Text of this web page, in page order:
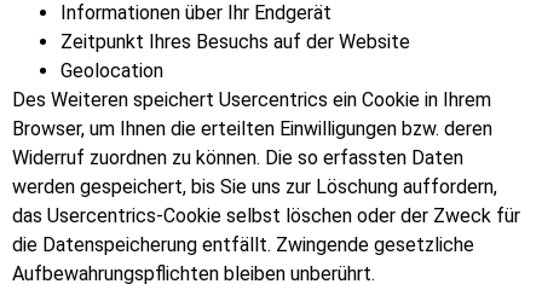
Informationen über Ihr Endgerät
Zeitpunkt Ihres Besuchs auf der Website
Geolocation
Des Weiteren speichert Usercentrics ein Cookie in Ihrem
Browser, um Ihnen die erteilten Einwilligungen bzw. deren
Widerruf zuordnen zu können. Die so erfassten Daten
werden gespeichert, bis Sie uns zur Löschung auffordern,
das Usercentrics-Cookie selbst löschen oder der Zweck für
die Datenspeicherung entfällt. Zwingende gesetzliche
Aufbewahrungspflichten bleiben unberührt.